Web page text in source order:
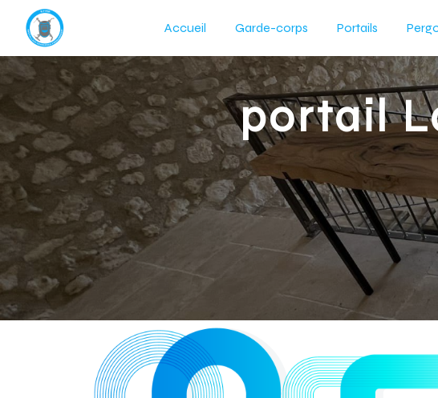
Accueil Garde-corps Portails
portail
Panneau de gestion des cookies